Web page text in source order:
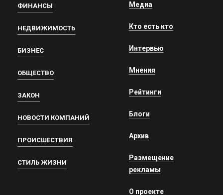
ФИНАНСЫ
НЕДВИЖИМОСТЬ
БИЗНЕС
ОБЩЕСТВО
ЗАКОН
НОВОСТИ КОМПАНИЙ
ПРОИСШЕСТВИЯ
СТИЛЬ ЖИЗНИ
Медиа
Кто есть кто
Интервью
Мнения
Рейтинги
Блоги
Архив
Размещение
рекламы
О проекте